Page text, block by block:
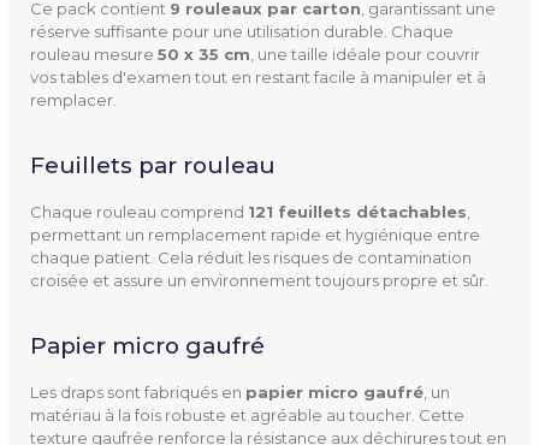
Ce pack contient 9 rouleaux par carton , garantissant une
réserve suffisante pour une utilisation durable. Chaque
rouleau mesure 50 x 35 cm , une taille idéale pour couvrir
vos tables d'examen tout en restant facile à manipuler et à
remplacer.
Feuillets par rouleau
Chaque rouleau comprend 121 feuillets détachables
permettant un remplacement rapide et hygiénique entre
chaque patient. Cela réduit les risques de contamination
croisée et assure un environnement toujours propre et sûr.
Papier micro gaufré
Les draps sont fabriqués en papier micro gaufré, un
matériau à la fois robuste et agréable au toucher. Cette
texture gaufrée renforce la résistance aux déchirures tout en
Type De Papier Micro gaufré
Couleur(s) Disponible(s) Blanc